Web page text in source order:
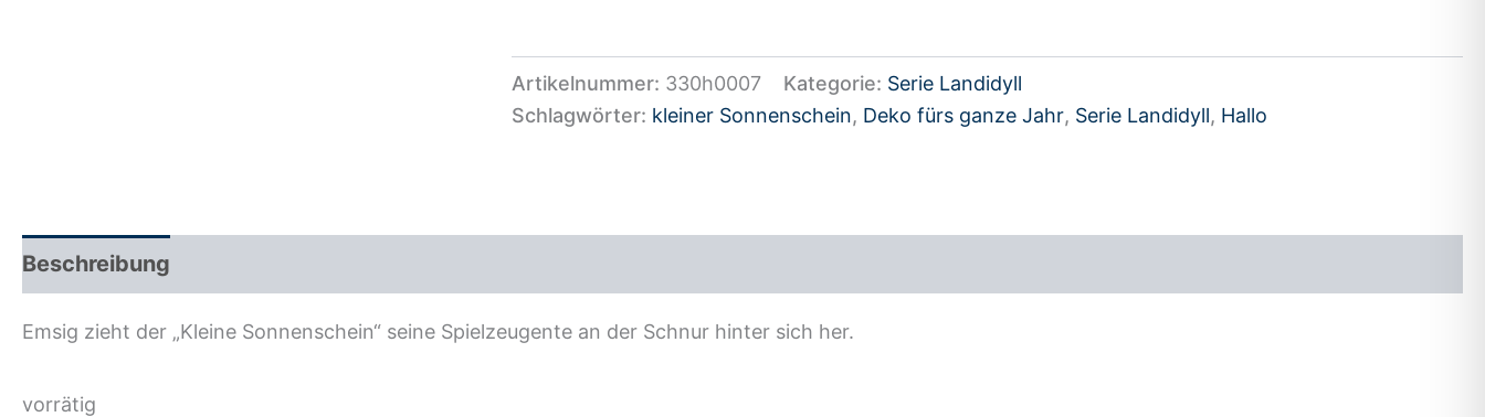
Artikelnummer: 330h0007 Kategorie: Serie Landidyll
Schlagwörter: kleiner Sonnenschein, Deko fürs ganze Jahr, Serie Landidyll, Hallo
Beschreibung
Emsig zieht der „Kleine Sonnenschein“ seine Spielzeugente an der Schnur hinter sich her.
vorrätig